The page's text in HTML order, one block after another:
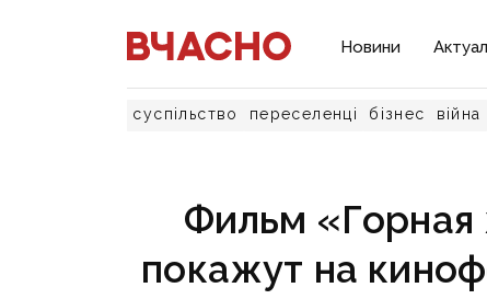
Новини
суспільство переселенці бізнес війна
Фильм
покажут на